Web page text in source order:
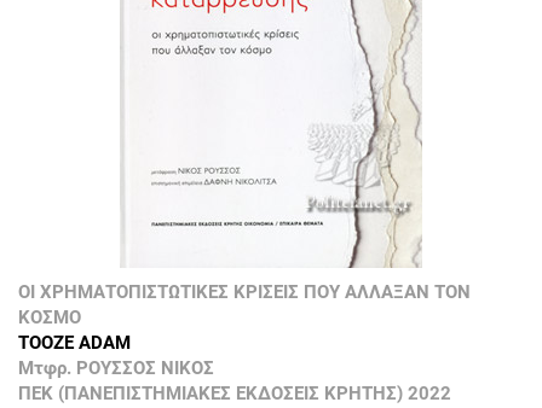
ΟΙ ΧΡΗΜΑΤΟΠΙΣΤΩΤΙΚΕΣ ΚΡΙΣΕΙΣ ΠΟΥ ΑΛΛΑΞΑΝ ΤΟΝ
ΚΟΣΜΟ
TOOZE ADAM
Μτφρ. ΡΟΥΣΣΟΣ ΝΙΚΟΣ
ΠΕΚ (ΠΑΝΕΠΙΣΤΗΜΙΑΚΕΣ ΕΚΔΟΣΕΙΣ ΚΡΗΤΗΣ) 2022